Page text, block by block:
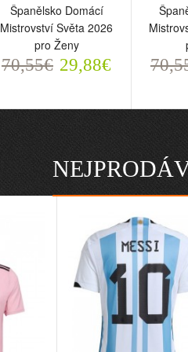
Španělsko Domácí
Mistrovství Světa 2026
pro Ženy
70,55€ 29,88€